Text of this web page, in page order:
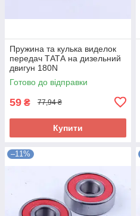
Пружина та кулька виделок
передач ТАТА на дизельний
двигун 180N
Готово до відправки
59 ₴ 77,94 ₴
Купити
–11%